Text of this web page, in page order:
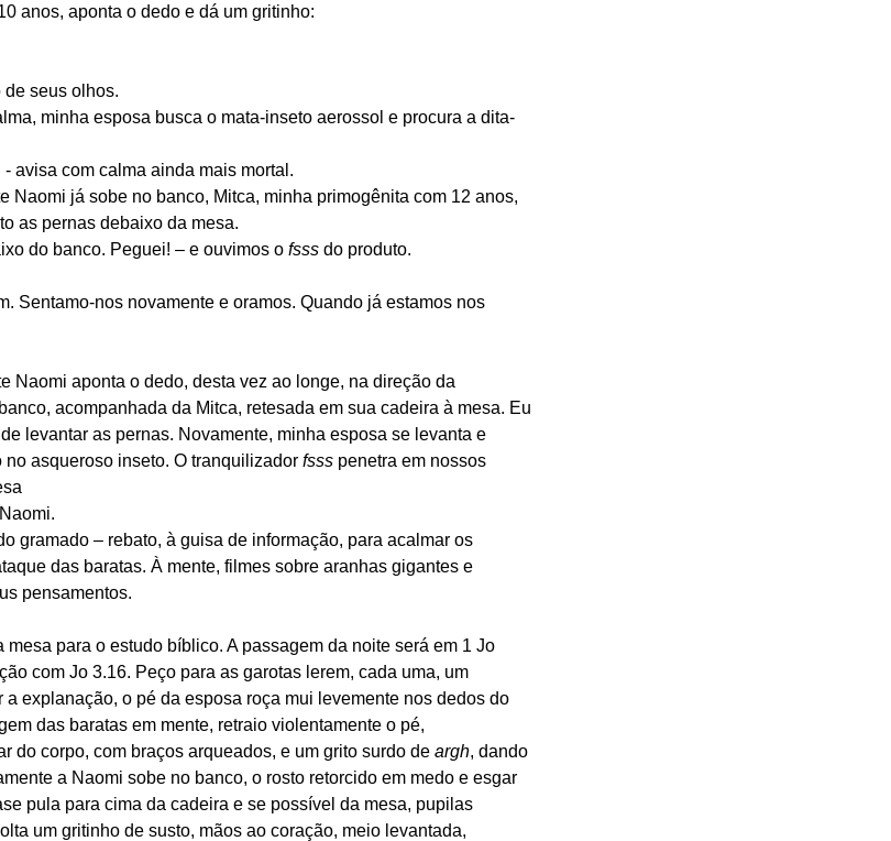
anos, aponta o dedo e dá um gritinho:
seus olhos.
minha esposa busca o mata-inseto aerossol e procura a dita-
avisa com calma ainda mais mortal.
Naomi já sobe no banco, Mitca, minha primogênita com 12 anos,
as pernas debaixo da mesa.
do banco. Peguei! – e ouvimos o fsss do produto.
Sentamo-nos novamente e oramos. Quando já estamos nos
Naomi aponta o dedo, desta vez ao longe, na direção da
acompanhada da Mitca, retesada em sua cadeira à mesa. Eu
levantar as pernas. Novamente, minha esposa se levanta e
asqueroso inseto. O tranquilizador fsss penetra em nossos
gramado – rebato, à guisa de informação, para acalmar os
das baratas. À mente, filmes sobre aranhas gigantes e
pensamentos.
mesa para o estudo bíblico. A passagem da noite será em 1 Jo
com Jo 3.16. Peço para as garotas lerem, cada uma, um
explanação, o pé da esposa roça mui levemente nos dedos do
das baratas em mente, retraio violentamente o pé,
do corpo, com braços arqueados, e um grito surdo de argh, dando
a Naomi sobe no banco, o rosto retorcido em medo e esgar
pula para cima da cadeira e se possível da mesa, pupilas
um gritinho de susto, mãos ao coração, meio levantada,